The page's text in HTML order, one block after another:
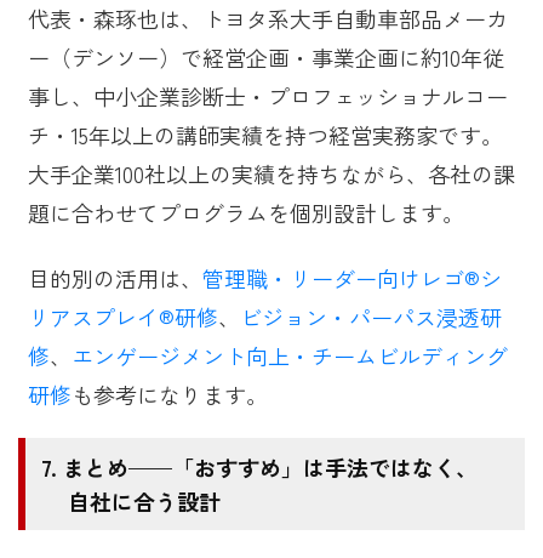
代表・森琢也は、トヨタ系大手自動車部品メーカ
ー（デンソー）で経営企画・事業企画に約10年従
事し、中小企業診断士・プロフェッショナルコー
チ・15年以上の講師実績を持つ経営実務家です。
大手企業100社以上の実績を持ちながら、各社の課
題に合わせてプログラムを個別設計します。
目的別の活用は、 管理職・リーダー向けレゴ®シ
リアスプレイ®研修、
ビジョン・パーパス浸透研
修、 エンゲージメント向上・チームビルディング
研修も参考になります。
まとめ——「おすすめ」は手法ではなく、
自社に合う設計